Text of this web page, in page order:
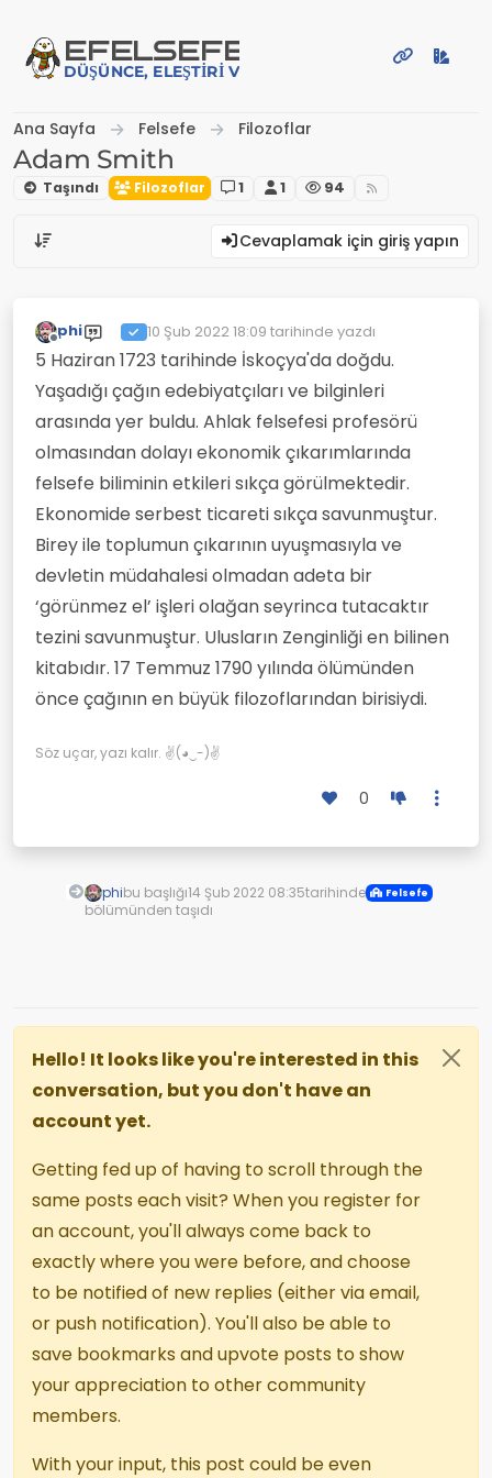
EFELSEFE
DÜŞÜNCE, ELEŞTIRI VE PAYLAŞIM PLATFORMU
Ana Sayfa Felsefe Filozoflar
Adam Smith
Taşındı Filozoflar 1 1 94
Cevaplamak için giriş yapın
Çevrimdışı
phi 10 Şub 2022 18:09 tarihinde yazdı
Son düzenleyen:
5 Haziran 1723 tarihinde İskoçya'da doğdu.
Yaşadığı çağın edebiyatçıları ve bilginleri
arasında yer buldu. Ahlak felsefesi profesörü
olmasından dolayı ekonomik çıkarımlarında
felsefe biliminin etkileri sıkça görülmektedir.
Ekonomide serbest ticareti sıkça savunmuştur.
Birey ile toplumun çıkarının uyuşmasıyla ve
devletin müdahalesi olmadan adeta bir
‘görünmez el’ işleri olağan seyrinca tutacaktır
tezini savunmuştur. Ulusların Zenginliği en bilinen
kitabıdır. 17 Temmuz 1790 yılında ölümünden
önce çağının en büyük filozoflarından birisiydi.
Söz uçar, yazı kalır. ✌(◕‿-)✌
0
phibu başlığı14 Şub 2022 08:35tarihinde Felsefe
bölümünden taşıdı
Hello! It looks like you're interested in this
conversation, but you don't have an
account yet.
Getting fed up of having to scroll through the
same posts each visit? When you register for
an account, you'll always come back to
exactly where you were before, and choose
to be notified of new replies (either via email,
or push notification). You'll also be able to
save bookmarks and upvote posts to show
your appreciation to other community
members.
With your input, this post could be even